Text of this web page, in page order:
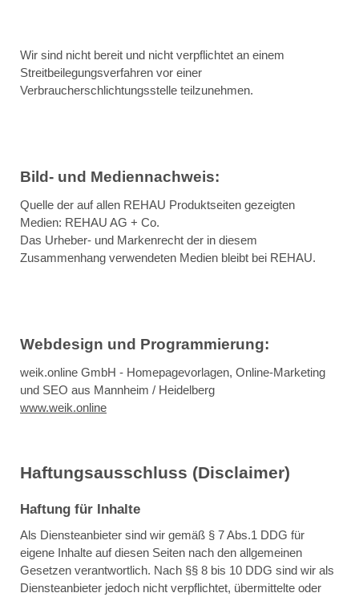
Wir sind nicht bereit und nicht verpflichtet an einem
Streitbeilegungsverfahren vor einer
Verbraucherschlichtungsstelle teilzunehmen.
Bild- und Mediennachweis:
Quelle der auf allen REHAU Produktseiten gezeigten
Medien: REHAU AG + Co.
Das Urheber- und Markenrecht der in diesem
Zusammenhang verwendeten Medien bleibt bei REHAU.
Webdesign und Programmierung:
weik.online GmbH - Homepagevorlagen, Online-Marketing
und SEO aus Mannheim / Heidelberg
www.weik.online
Haftungsausschluss (Disclaimer)
Haftung für Inhalte
Als Diensteanbieter sind wir gemäß § 7 Abs.1 DDG für
eigene Inhalte auf diesen Seiten nach den allgemeinen
Gesetzen verantwortlich. Nach §§ 8 bis 10 DDG sind wir als
Diensteanbieter jedoch nicht verpflichtet, übermittelte oder